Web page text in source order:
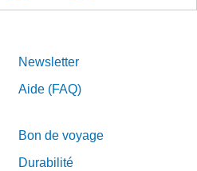
Newsletter
Aide (FAQ)
Bon de voyage
Durabilité